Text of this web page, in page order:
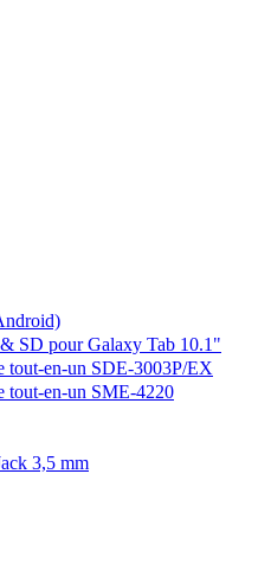
SD pour Galaxy Tab 10.1"
tout-en-un SDE-3003P/EX
tout-en-un SME-4220
3,5 mm